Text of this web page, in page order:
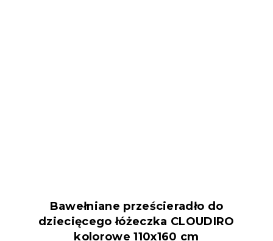
Bawełniane prześcieradło do
dziecięcego łóżeczka CLOUDIRO
kolorowe 110x160 cm